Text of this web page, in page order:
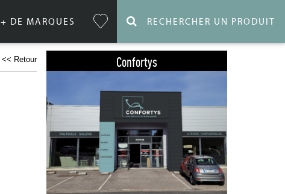
+ DE MARQUES RECHERCHER UN PRODUIT
<< Retour Confortys